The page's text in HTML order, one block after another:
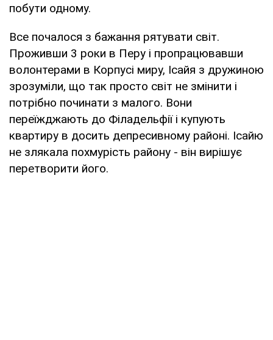
побути одному.
Все почалося з бажання рятувати світ.
Проживши 3 роки в Перу і пропрацювавши
волонтерами в Корпусі миру, Ісайя з дружиною
зрозуміли, що так просто світ не змінити і
потрібно починати з малого. Вони
переїжджають до Філадельфії і купують
квартиру в досить депресивному районі. Ісайю
не злякала похмурість району - він вирішує
перетворити його.